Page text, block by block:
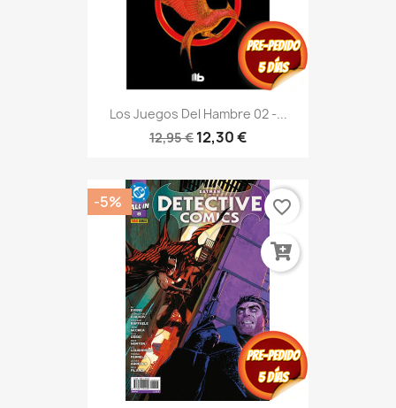
Los Juegos Del Hambre 02 -...
12,95 € 12,30 €
-5% favorite_border